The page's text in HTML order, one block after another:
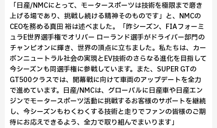
「日産/NMCにとって、モータースポーツは技術を極限まで磨き
上げる場であり、挑戦し続ける精神そのものです」と、NMCの
CEOを務める真田 裕は述べました。「昨シーズン、FIAフォーミ
ュラE世界選手権でオリバー ローランド選手がドライバー部門の
チャンピオンに輝き、世界の頂点に立ちました。私たちは、カー
ボンニュートラル社会の実現とEV技術のさらなる進化を目指して
今シーズンも同選手権に参戦しています。また、SUPER GTの
GT500クラスでは、開幕戦に向けて車両のアップデートを全力
で進めています。日産/NMCは、グローバルに日産車や日産エン
ジンでモータースポーツ活動に挑戦するお客様のサポートを継続
し、今シーズンもわくわくする技術と走りでファンの皆様のご期
待にお応えできるよう、全力で取り組んでまいります」